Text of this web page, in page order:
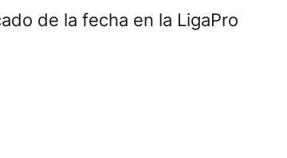
de la fecha en la LigaPro